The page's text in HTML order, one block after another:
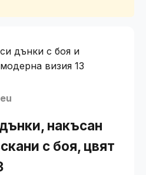
накъсан
с боя, цвят